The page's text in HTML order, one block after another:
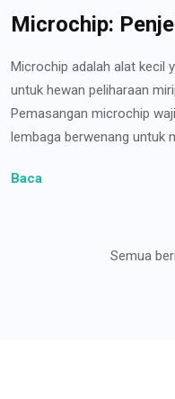
Microchip:
Microchip adalah alat kecil
untuk hewan peliharaan
Pemasangan microchip
lembaga berwenang untuk
Baca
Semua